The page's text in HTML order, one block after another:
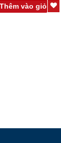
Thêm vào giỏ